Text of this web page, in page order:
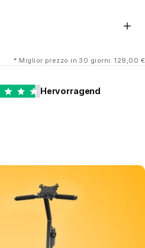
* Miglior prezzo in 30 giorni: 129,00 €
Hervorragend